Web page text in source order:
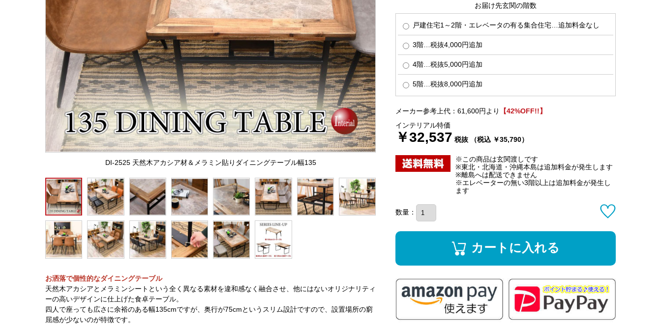
DI-2525 天然木アカシア材＆メラミン貼りダイニングテーブル幅135
お洒落で個性的なダイニングテーブル
天然木アカシアとメラミンシートという全く異なる素材を違和感なく融合させ、他にはないオリジナリティ
ーの高いデザインに仕上げた食卓テーブル。
四人で座っても広さに余裕のある幅135cmですが、奥行が75cmというスリム設計ですので、設置場所の窮
屈感が少ないのが特徴です。
お届け先玄関の階数
戸建住宅1～2階・エレベータの有る集合住宅…追加料金なし
3階…税抜4,000円追加
4階…税抜5,000円追加
5階…税抜8,000円追加
メーカー参考上代：61,600円より
【42%OFF!!】
インテリアル特価
￥32,537 税抜 （税込 ￥35,790）
※この商品は玄関渡しです
※東北・北海道・沖縄本島は追加料金が発生します
※離島へは配送できません
※エレベーターの無い3階以上は追加料金が発生し
ます
数量：
カートに入れる